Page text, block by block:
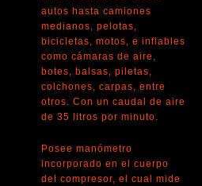
autos hasta camiones
medianos, pelotas,
bicicletas, motos, e inflables
como cámaras de aire,
botes, balsas, piletas,
colchones, carpas, entre
otros. Con un caudal de aire
de 35 litros por minuto.
Posee manómetro
incorporado en el cuerpo
del compresor, el cual mide